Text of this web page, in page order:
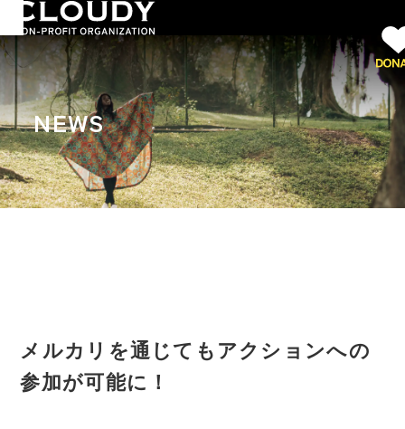
NEWS
メルカリを通じてもアクションへの
参加が可能に！